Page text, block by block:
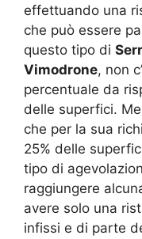
effettuando una
che può essere
questo tipo di
Vimodrone, non
percentuale da
delle superfici.
che per la sua
25% delle
tipo di
raggiungere
avere solo una
infissi e di parte